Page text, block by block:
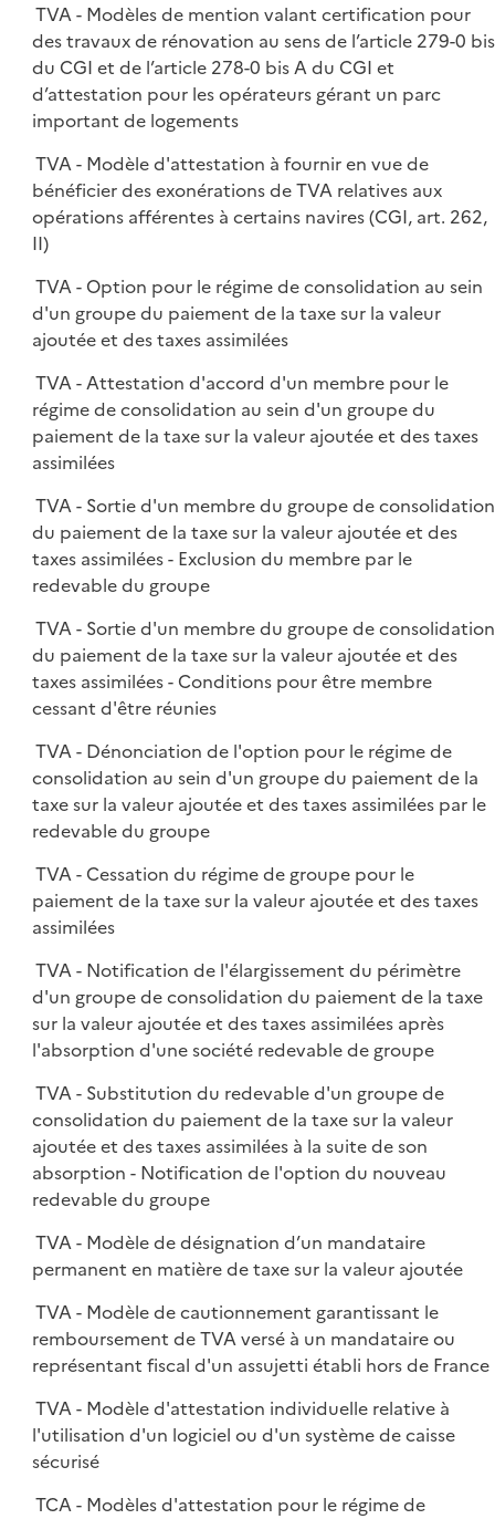
TVA - Modèles de mention valant certification pour
des travaux de rénovation au sens de l’article 279-0 bis
du CGI et de l’article 278-0 bis A du CGI et
d’attestation pour les opérateurs gérant un parc
important de logements
TVA - Modèle d'attestation à fournir en vue de
bénéficier des exonérations de TVA relatives aux
opérations afférentes à certains navires (CGI, art. 262,
II)
TVA - Option pour le régime de consolidation au sein
d'un groupe du paiement de la taxe sur la valeur
ajoutée et des taxes assimilées
TVA - Attestation d'accord d'un membre pour le
régime de consolidation au sein d'un groupe du
paiement de la taxe sur la valeur ajoutée et des taxes
assimilées
TVA - Sortie d'un membre du groupe de consolidation
du paiement de la taxe sur la valeur ajoutée et des
taxes assimilées - Exclusion du membre par le
redevable du groupe
TVA - Sortie d'un membre du groupe de consolidation
du paiement de la taxe sur la valeur ajoutée et des
taxes assimilées - Conditions pour être membre
cessant d'être réunies
TVA - Dénonciation de l'option pour le régime de
consolidation au sein d'un groupe du paiement de la
taxe sur la valeur ajoutée et des taxes assimilées par le
redevable du groupe
TVA - Cessation du régime de groupe pour le
paiement de la taxe sur la valeur ajoutée et des taxes
assimilées
TVA - Notification de l'élargissement du périmètre
d'un groupe de consolidation du paiement de la taxe
sur la valeur ajoutée et des taxes assimilées après
l'absorption d'une société redevable de groupe
TVA - Substitution du redevable d'un groupe de
consolidation du paiement de la taxe sur la valeur
ajoutée et des taxes assimilées à la suite de son
absorption - Notification de l'option du nouveau
redevable du groupe
TVA - Modèle de désignation d’un mandataire
permanent en matière de taxe sur la valeur ajoutée
TVA - Modèle de cautionnement garantissant le
remboursement de TVA versé à un mandataire ou
représentant fiscal d'un assujetti établi hors de France
TVA - Modèle d'attestation individuelle relative à
l'utilisation d'un logiciel ou d'un système de caisse
sécurisé
TCA - Modèles d'attestation pour le régime de